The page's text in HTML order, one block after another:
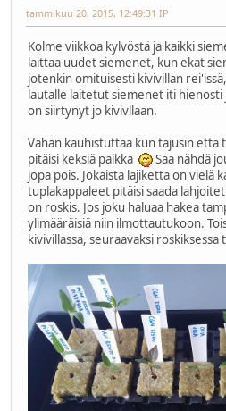
tammikuu 20, 2015, 12:49:31 IP
Kolme viikkoa kylvöstä ja kaikki
laittaa uudet siemenet, kun ekat
jotenkin omituisesti kivivillan
lautalle laitetut siemenet iti hienosti
on siirtynyt jo kivivllaan.
Vähän kauhistuttaa kun tajusin että
pitäisi keksiä paikka
Saa nähdä
jopa pois. Jokaista lajiketta on vielä
tuplakappaleet pitäisi saada
on roskis. Jos joku haluaa hakea
ylimääräisiä niin ilmottautukoon.
kivivillassa, seuraavaksi roskiksessa